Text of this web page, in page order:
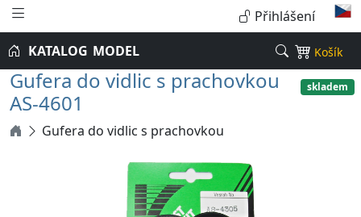
Přihlášení
KATALOG MODEL Košík
Gufera do vidlic s prachovkou
AS-4601
skladem
Gufera do vidlic s prachovkou